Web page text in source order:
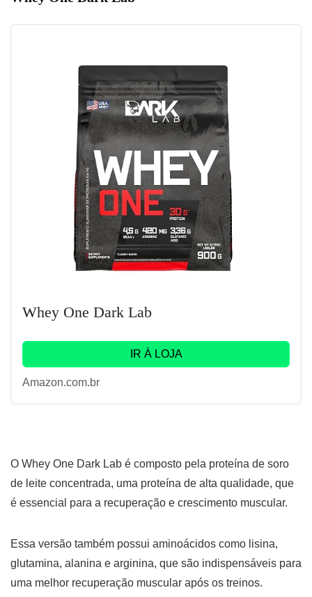
Whey One Dark Lab
IR À LOJA
Amazon.com.br
O Whey One Dark Lab é composto pela proteína de soro
de leite concentrada, uma proteína de alta qualidade, que
é essencial para a recuperação e crescimento muscular.
Essa versão também possui aminoácidos como lisina,
glutamina, alanina e arginina, que são indispensáveis para
uma melhor recuperação muscular após os treinos.